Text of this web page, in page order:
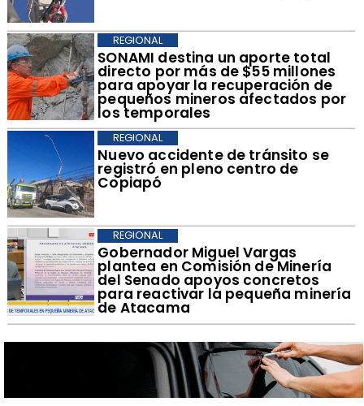
​SONAMI destina un aporte total
directo por más de $55 millones
para apoyar la recuperación de
pequeños mineros afectados por
los temporales
REGIONAL
​Nuevo accidente de tránsito se
registró en pleno centro de
Copiapó
REGIONAL
​Gobernador Miguel Vargas
plantea en Comisión de Minería
del Senado apoyos concretos
para reactivar la pequeña minería
de Atacama
REGIONAL